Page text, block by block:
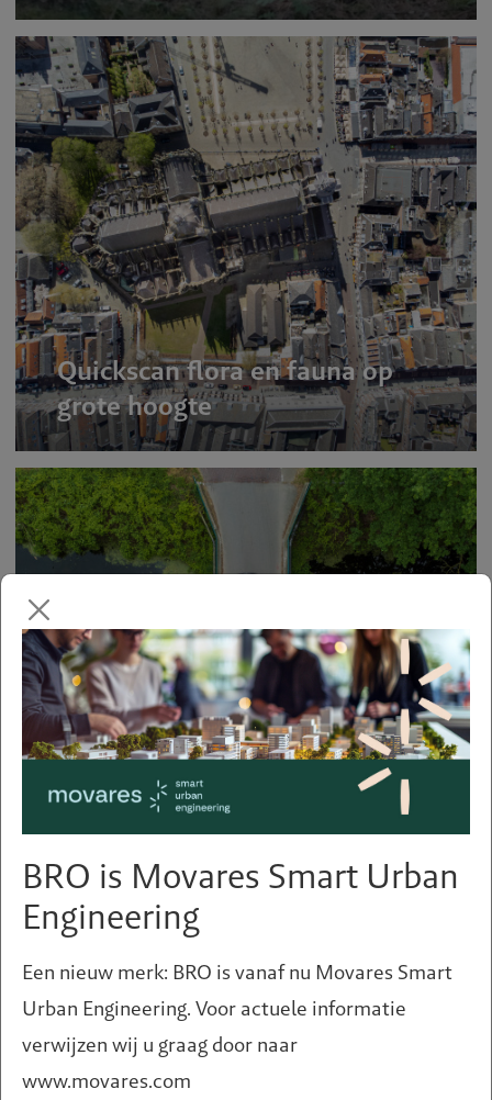
Quickscan flora en fauna op
grote hoogte
Ecologie in het gevang
BRO is Movares Smart Urban
Engineering
Een nieuw merk: BRO is vanaf nu Movares Smart
Urban Engineering. Voor actuele informatie
verwijzen wij u graag door naar
www.movares.com